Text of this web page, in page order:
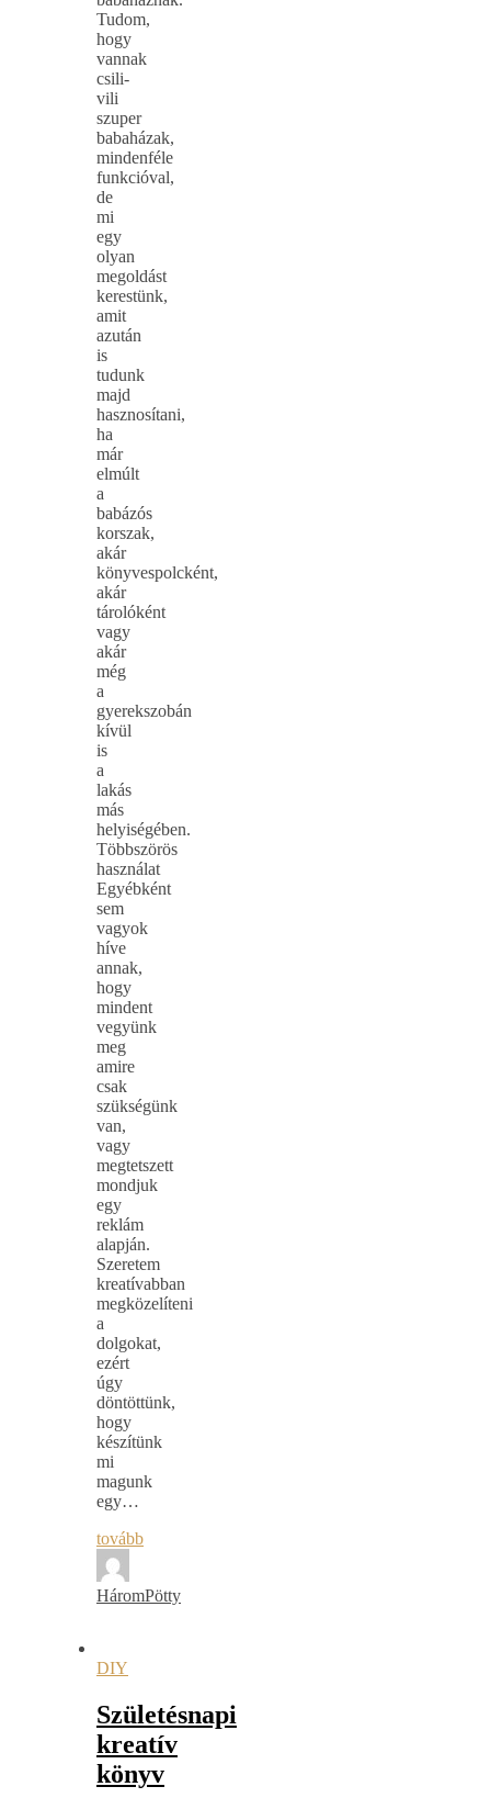
Tudom,
hogy
vannak
csili-
vili
szuper
babaházak,
mindenféle
funkcióval,
de
mi
egy
olyan
megoldást
kerestünk,
amit
azután
is
tudunk
majd
hasznosítani,
ha
már
elmúlt
a
babázós
korszak,
akár
könyvespolcként,
akár
tárolóként
vagy
akár
még
a
gyerekszobán
kívül
is
a
lakás
más
helyiségében.
Többszörös
használat
Egyébként
sem
vagyok
híve
annak,
hogy
mindent
vegyünk
meg
amire
csak
szükségünk
van,
vagy
megtetszett
mondjuk
egy
reklám
alapján.
Szeretem
kreatívabban
megközelíteni
a
dolgokat,
ezért
úgy
döntöttünk,
hogy
készítünk
mi
magunk
egy…
tovább
HáromPötty
DIY
Születésnapi
kreatív
könyv